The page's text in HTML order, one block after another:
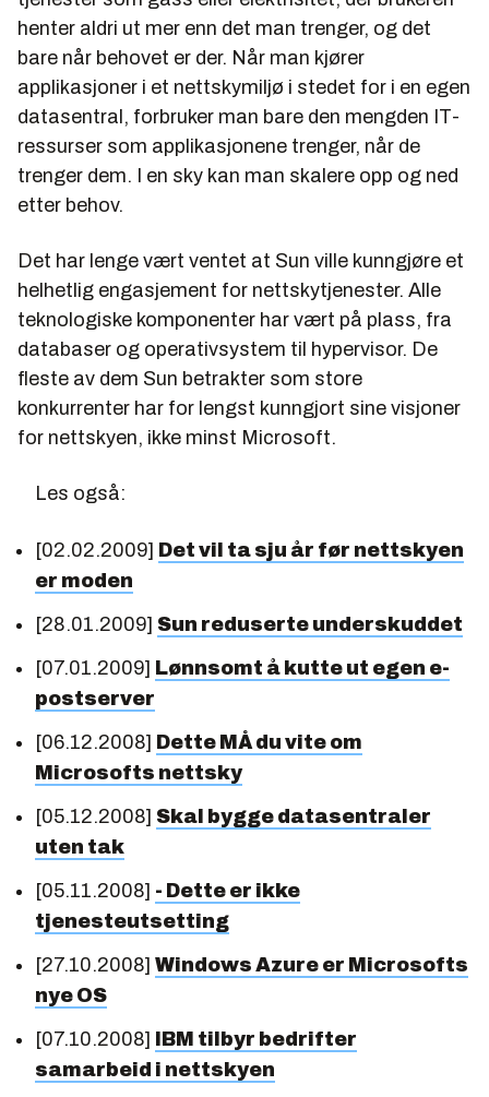
henter aldri ut mer enn det man trenger, og det
bare når behovet er der. Når man kjører
applikasjoner i et nettskymiljø i stedet for i en egen
datasentral, forbruker man bare den mengden IT-
ressurser som applikasjonene trenger, når de
trenger dem. I en sky kan man skalere opp og ned
etter behov.
Det har lenge vært ventet at Sun ville kunngjøre et
helhetlig engasjement for nettskytjenester. Alle
teknologiske komponenter har vært på plass, fra
databaser og operativsystem til hypervisor. De
fleste av dem Sun betrakter som store
konkurrenter har for lengst kunngjort sine visjoner
for nettskyen, ikke minst Microsoft.
Les også:
[02.02.2009] Det vil ta sju år før nettskyen
er moden
[28.01.2009] Sun reduserte underskuddet
[07.01.2009] Lønnsomt å kutte ut egen e-
postserver
[06.12.2008] Dette MÅ du vite om
Microsofts nettsky
[05.12.2008] Skal bygge datasentraler
uten tak
[05.11.2008] - Dette er ikke
tjenesteutsetting
[27.10.2008] Windows Azure er Microsofts
nye OS
[07.10.2008] IBM tilbyr bedrifter
samarbeid i nettskyen